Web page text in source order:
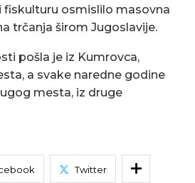
fiskulturu osmislilo masovna
trčanja širom Jugoslavije.
pošla je iz Kumrovca,
a svake naredne godine
mesta, iz druge
Twitter